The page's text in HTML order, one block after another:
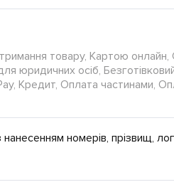
товару, Картою онлайн,
юридичних осіб,
Кредит, Оплата частинами,
номерів, прізвищ,